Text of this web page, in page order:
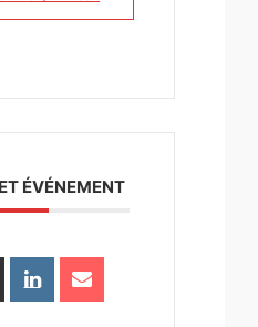
ÉVÉNEMENT